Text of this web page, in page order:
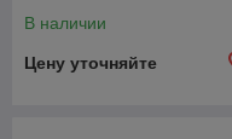
В наличии
Цену уточняйте